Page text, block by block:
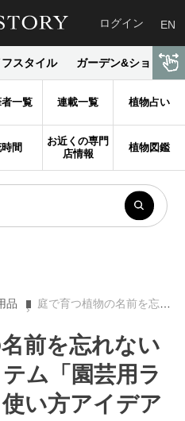
ログイン EN
スタイル ガーデン&ショップ
一覧 連載一覧 植物占い
間
お近くの専門
店情報
植物図鑑
品 庭で育つ植物の名前を忘れないための必須アイテム「園芸用ラベル」の種類と使い方アイデア
前を忘れない
ム「園芸用ラ
い方アイデア